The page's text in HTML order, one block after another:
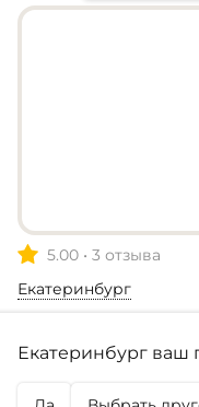
5.00 • 3 отзыва
Екатеринбург
Екатеринбург ваш
299,99₽